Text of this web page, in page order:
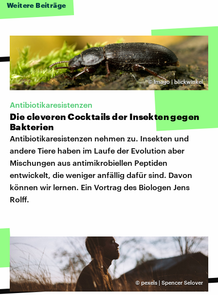
Weitere Beiträge
©Imago | blickwinkel
Antibiotikaresistenzen
Die cleveren Cocktails der Insekten gegen
Bakterien
Antibiotikaresistenzen nehmen zu. Insekten und
andere Tiere haben im Laufe der Evolution aber
Mischungen aus antimikrobiellen Peptiden
entwickelt, die weniger anfällig dafür sind. Davon
können wir lernen. Ein Vortrag des Biologen Jens
Rolff.
© pexels | Spencer Selover